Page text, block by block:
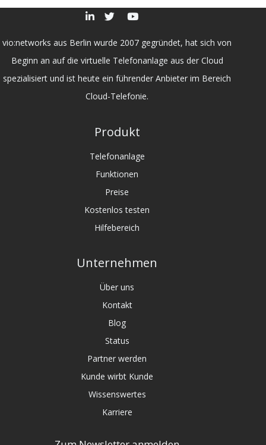
vio:networks aus Berlin wurde 2007 gegründet, hat sich von
Beginn an auf die virtuelle Telefonanlage aus der Cloud
spezialisiert und ist heute ein führender Anbieter im Bereich
Cloud-Telefonie.
Produkt
Telefonanlage
Funktionen
Preise
Kostenlos testen
Hilfebereich
Unternehmen
Über uns
Kontakt
Blog
Status
Partner werden
Kunde wirbt Kunde
Wissenswertes
Karriere